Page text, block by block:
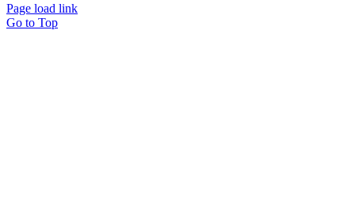
Page load link
Go to Top